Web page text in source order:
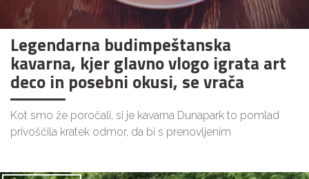
Legendarna budimpeštanska
kavarna, kjer glavno vlogo igrata art
deco in posebni okusi, se vrača
Kot smo že poročali, si je kavarna Dunapark to pomlad
privoščila kratek odmor, da bi s prenovljenim